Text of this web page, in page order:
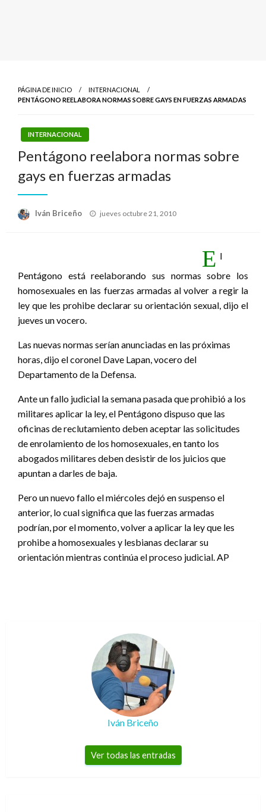
PÁGINA DE INICIO
INTERNACIONAL
PENTÁGONO REELABORA NORMAS SOBRE GAYS EN FUERZAS ARMADAS
INTERNACIONAL
Pentágono reelabora normas sobre
gays en fuerzas armadas
Iván Briceño
Publicado
jueves octubre 21, 2010
E l
Pentágono está reelaborando sus normas sobre los
homosexuales en las fuerzas armadas al volver a regir la
ley que les prohibe declarar su orientación sexual, dijo el
jueves un vocero.
Las nuevas normas serían anunciadas en las próximas
horas, dijo el coronel Dave Lapan, vocero del
Departamento de la Defensa.
Ante un fallo judicial la semana pasada que prohibió a los
militares aplicar la ley, el Pentágono dispuso que las
oficinas de reclutamiento deben aceptar las solicitudes
de enrolamiento de los homosexuales, en tanto los
abogados militares deben desistir de los juicios que
apuntan a darles de baja.
Pero un nuevo fallo el miércoles dejó en suspenso el
anterior, lo cual significa que las fuerzas armadas
podrían, por el momento, volver a aplicar la ley que les
prohibe a homosexuales y lesbianas declarar su
orientación mientras continúa el proceso judicial. AP
Iván Briceño
Ver todas las entradas